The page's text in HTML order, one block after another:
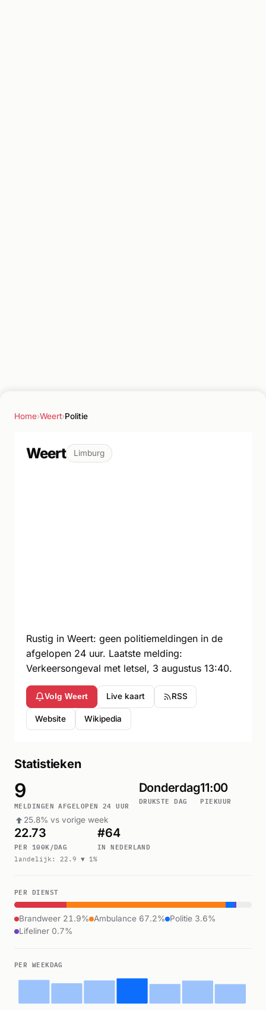
Home›Weert›Politie
Weert Limburg
Rustig in Weert: geen politiemeldingen in de
afgelopen 24 uur. Laatste melding:
Verkeersongeval met letsel, 3 augustus 13:40.
Volg Weert Live kaart RSS
Website Wikipedia
Statistieken
9
MELDINGEN AFGELOPEN 24 UUR
25.8% vs vorige week
Donderdag
DRUKSTE DAG
11:00
PIEKUUR
22.73
PER 100K/DAG
landelijk: 22.9 ▼ 1%
#64
IN NEDERLAND
PER DIENST
Brandweer 21.9% Ambulance 67.2%
Politie 3.6%
Lifeliner 0.7%
PER WEEKDAG